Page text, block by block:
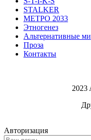
STALKER
МЕТРО 2033
Этногенез
Альтернативные
Проза
Контакты
2023
Авторизация